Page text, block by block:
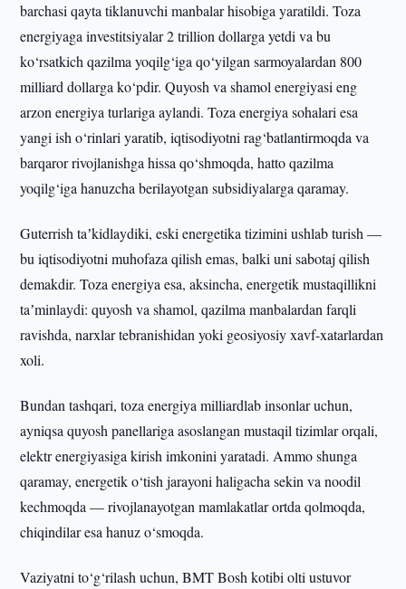
barchasi qayta tiklanuvchi manbalar hisobiga yaratildi. Toza
energiyaga investitsiyalar 2 trillion dollarga yetdi va bu
ko‘rsatkich qazilma yoqilg‘iga qo‘yilgan sarmoyalardan 800
milliard dollarga ko‘pdir. Quyosh va shamol energiyasi eng
arzon energiya turlariga aylandi. Toza energiya sohalari esa
yangi ish o‘rinlari yaratib, iqtisodiyotni rag‘batlantirmoqda va
barqaror rivojlanishga hissa qo‘shmoqda, hatto qazilma
yoqilg‘iga hanuzcha berilayotgan subsidiyalarga qaramay.
Guterrish taʼkidlaydiki, eski energetika tizimini ushlab turish —
bu iqtisodiyotni muhofaza qilish emas, balki uni sabotaj qilish
demakdir. Toza energiya esa, aksincha, energetik mustaqillikni
taʼminlaydi: quyosh va shamol, qazilma manbalardan farqli
ravishda, narxlar tebranishidan yoki geosiyosiy xavf-xatarlardan
xoli.
Bundan tashqari, toza energiya milliardlab insonlar uchun,
ayniqsa quyosh panellariga asoslangan mustaqil tizimlar orqali,
elektr energiyasiga kirish imkonini yaratadi. Ammo shunga
qaramay, energetik o‘tish jarayoni haligacha sekin va noodil
kechmoqda — rivojlanayotgan mamlakatlar ortda qolmoqda,
chiqindilar esa hanuz o‘smoqda.
Vaziyatni to‘g‘rilash uchun, BMT Bosh kotibi olti ustuvor